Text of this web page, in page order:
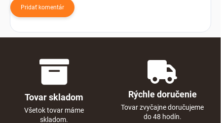
Pridať komentár
Tovar skladom
Všetok tovar máme
skladom.
Rýchle doručenie
Tovar zvyčajne doručujeme
do 48 hodín.